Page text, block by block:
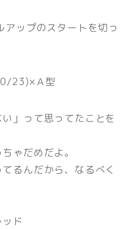
ップのスタートを切っ
23)×Ａ型
」って思ってたことを
ゃだめだよ。
るんだから、なるべく
ド